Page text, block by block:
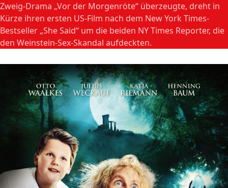
Zweig-Drama „Vor der Morgenröte“ überzeugte, dreht in
Kürze ihren ersten US-Film nach dem New York Times-
Bestseller „She Said“ um die beiden NY Times Reporter, die
den Weinstein-Sex-Skandal aufdeckten.